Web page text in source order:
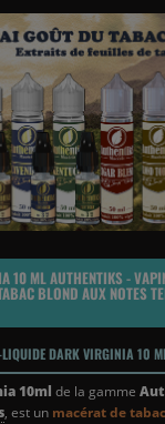
10 ML AUTHENTIKS -
BLOND AUX NOTES
LIQUIDE DARK VIRGINIA 10
10ml de la gamme
, est un macérat de tabac